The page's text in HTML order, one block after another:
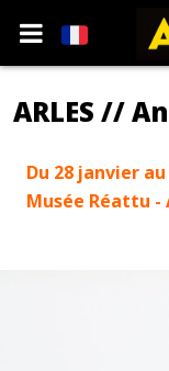
ARLES //
Du 28 janvier
Musée Réattu -